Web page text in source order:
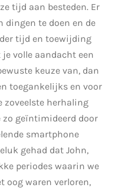
tijd aan besteden. Er
te doen en de
tijd en toewijding
volle aandacht een
keuze van, dan
toegankelijks en voor
zoveelste herhaling
zo geïntimideerd door
smartphone
gehad dat John,
periodes waarin we
oog waren verloren,